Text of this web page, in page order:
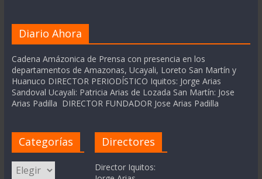
Diario Ahora
Cadena Amázonica de Prensa con presencia en los
departamentos de Amazonas, Ucayali, Loreto San Martín y
Huanuco DIRECTOR PERIODÍSTICO Iquitos: Jorge Arias
Sandoval Ucayali: Patricia Arias de Lozada San Martín: Jose
Arias Padilla DIRECTOR FUNDADOR Jose Arias Padilla
Categorías
Categorías
Directores
Director Iquitos: